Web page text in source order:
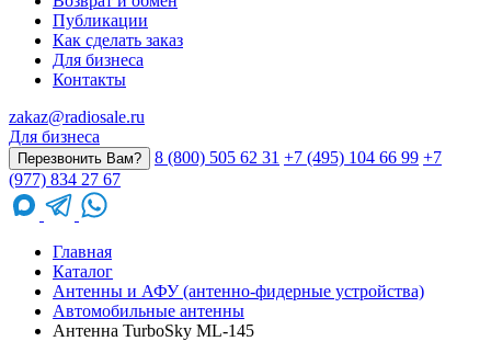
Публикации
Как сделать заказ
Для бизнеса
Контакты
zakaz@radiosale.ru
Для бизнеса
Перезвонить Вам? 8 (800) 505 62 31 +7 (495) 104 66 99 +7
(977) 834 27 67
Главная
Каталог
Антенны и АФУ (антенно-фидерные устройства)
Автомобильные антенны
Антенна TurboSky ML-145